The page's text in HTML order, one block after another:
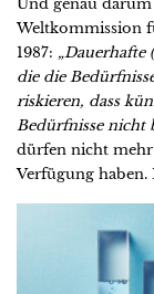
Weltkommission
1987:
die die
riskieren, dass
Bedürfnisse nicht
dürfen nicht
Verfügung haben.